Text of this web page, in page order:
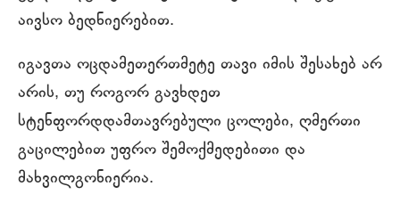
აივსო ბედნიერებით.
იგავთა ოცდამეთერთმეტე თავი იმის შესახებ არ
არის, თუ როგორ გავხდეთ
სტენფორდდამთავრებული ცოლები, ღმერთი
გაცილებით უფრო შემოქმედებითი და
მახვილგონიერია.